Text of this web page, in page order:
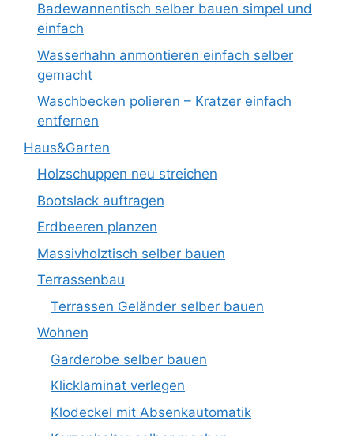
Badewannentisch selber bauen simpel und
einfach
Wasserhahn anmontieren einfach selber
gemacht
Waschbecken polieren – Kratzer einfach
entfernen
Haus&Garten
Holzschuppen neu streichen
Bootslack auftragen
Erdbeeren planzen
Massivholztisch selber bauen
Terrassenbau
Terrassen Geländer selber bauen
Wohnen
Garderobe selber bauen
Klicklaminat verlegen
Klodeckel mit Absenkautomatik